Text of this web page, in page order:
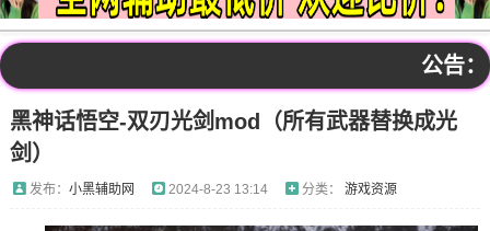
资源宝库
影视解析
站内公告
公告：
黑神话悟空-双刃光剑mod（所有武器替换成光
剑）
发布： 小黑辅助网 2024-8-23 13:14 分类： 游戏资源